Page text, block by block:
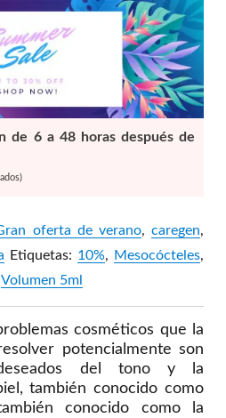
cosméticos que la
potencialmente son
del tono y la
también conocido como
conocido como la
de 6 a 48 horas después de
oferta de verano,caregen,
Etiquetas: 10%, Mesocócteles,
Volumen 5ml